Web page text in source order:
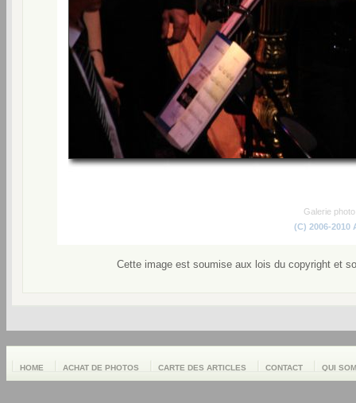
Galerie
(C) 2006-2010
Cette image est soumise aux lois du copyright et
HOME ACHAT DE PHOTOS CARTE DES ARTICLES CONTACT QUI